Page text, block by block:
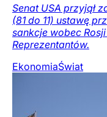
Senat USA przyjął
(81 do 11) ustawę
sankcje wobec
Reprezentantów.
EkonomiaŚwiat